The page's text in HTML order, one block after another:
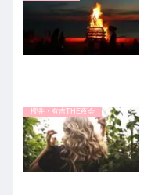
櫻井・有吉THE夜会